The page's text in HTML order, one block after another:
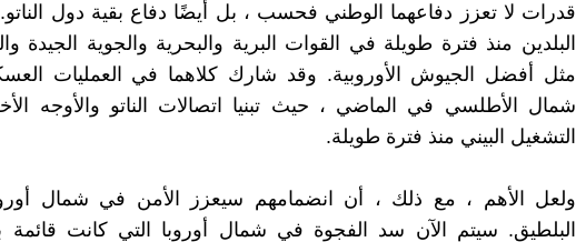
قدرات لا تعزز دفاعهما الوطني فحسب ، بل أيضًا دفاع بقية دول الناتو.
البلدين منذ فترة طويلة في القوات البرية والبحرية والجوية الجيدة
مثل أفضل الجيوش الأوروبية. وقد شارك كلاهما في العمليات
شمال الأطلسي في الماضي ، حيث تبنيا اتصالات الناتو والأوجه
التشغيل البيني منذ فترة طويلة.
ولعل الأهم ، مع ذلك ، أن انضمامهم سيعزز الأمن في شمال
البلطيق. سيتم الآن سد الفجوة في شمال أوروبا التي كانت قائمة